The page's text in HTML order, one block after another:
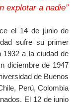
explotar a nadie”
el 14 de junio de
sufre su primer
a la ciudad de
diciembre de 1947
de Buenos
Perú, Colombia
El 12 de junio